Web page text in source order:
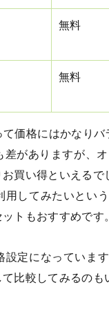
無料
無料
価格にはかなり
がありますが、
買い得といえるで
用してみたいとい
トもおすすめです。
定になっていま
比較してみるのも